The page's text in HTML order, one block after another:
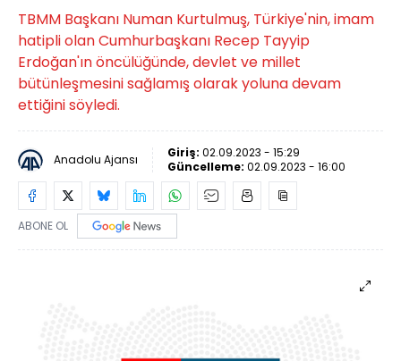
TBMM Başkanı Numan Kurtulmuş, Türkiye'nin, imam
hatipli olan Cumhurbaşkanı Recep Tayyip
Erdoğan'ın öncülüğünde, devlet ve millet
bütünleşmesini sağlamış olarak yoluna devam
ettiğini söyledi.
Anadolu Ajansı Giriş: 02.09.2023 - 15:29
Güncelleme: 02.09.2023 - 16:00
ABONE OL